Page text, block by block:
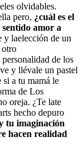
olvidables.
pero, ¿cuál es el
amor a
y laelección de un
otro
de los
y llévale un pastel
si a tu mamá le
de Los
oreja. ¿Te late
hecho depuro
tu imaginación
hacen realidad